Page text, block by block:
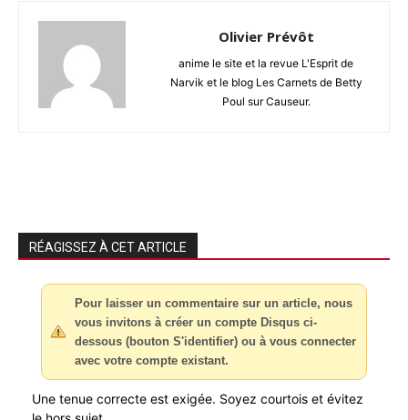
Olivier Prévôt
anime le site et la revue L'Esprit de
Narvik et le blog Les Carnets de Betty
Poul sur Causeur.
RÉAGISSEZ À CET ARTICLE
Pour laisser un commentaire sur un article, nous
vous invitons à créer un compte Disqus ci-
dessous (bouton S'identifier) ou à vous connecter
avec votre compte existant.
Une tenue correcte est exigée. Soyez courtois et évitez